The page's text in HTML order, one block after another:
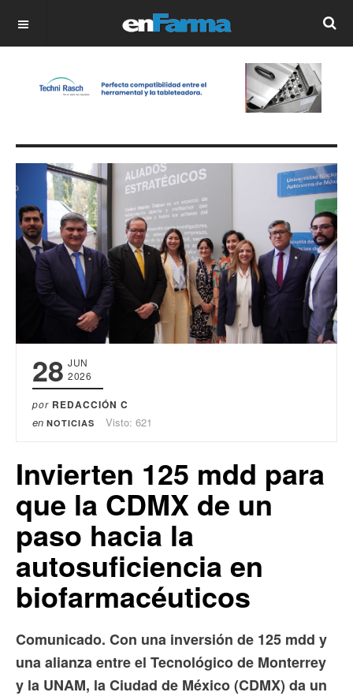
OFF CANVAS
28 JUN
2026
por REDACCIÓN C
en NOTICIAS Visto: 621
Invierten 125 mdd para
que la CDMX de un
paso hacia la
autosuficiencia en
biofarmacéuticos
Comunicado. Con una inversión de 125 mdd y
una alianza entre el Tecnológico de Monterrey
y la UNAM, la Ciudad de México (CDMX) da un